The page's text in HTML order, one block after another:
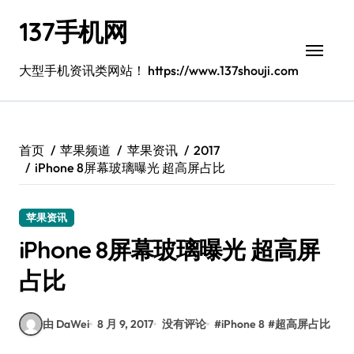
137手机网
大型手机资讯类网站！ https://www.137shouji.com
首页 苹果频道 苹果资讯
2017
iPhone 8屏幕玻璃曝光 超高屏占比
苹果资讯
iPhone 8屏幕玻璃曝光 超高屏
占比
由 DaWei 8 月 9, 2017 没有评论 #iPhone 8 #超高屏占比